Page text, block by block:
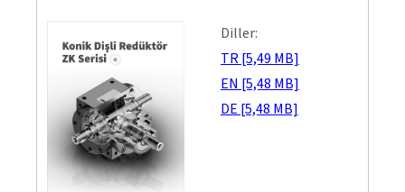
Diller:
TR [5,49 MB]
EN [5,48 MB]
DE [5,48 MB]